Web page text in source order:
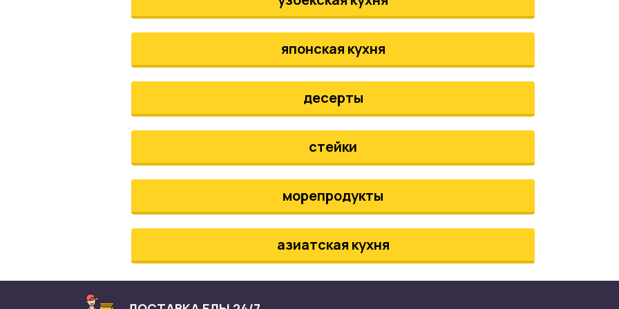
японская кухня
десерты
стейки
морепродукты
азиатская кухня